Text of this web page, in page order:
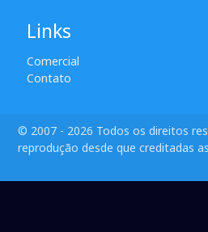
Links
Comercial
Contato
© 2007 - 2026 Todos os direitos
reprodução desde que creditadas